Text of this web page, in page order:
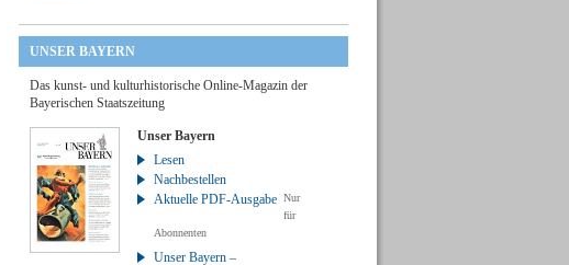
UNSER BAYERN
Das kunst- und kulturhistorische Online-Magazin der
Bayerischen Staatszeitung
Unser Bayern
Lesen
Nachbestellen
Aktuelle PDF-Ausgabe Nur
für
Abonnenten
Unser Bayern –